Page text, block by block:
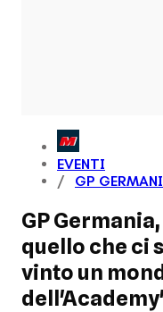
EVENTI
GP
GP
quello che ci
vinto un